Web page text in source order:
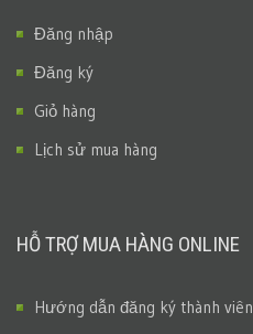
Đăng nhập
Đăng ký
Giỏ hàng
Lịch sử mua hàng
HỖ TRỢ MUA HÀNG ONLINE
Hướng dẫn đăng ký thành viên